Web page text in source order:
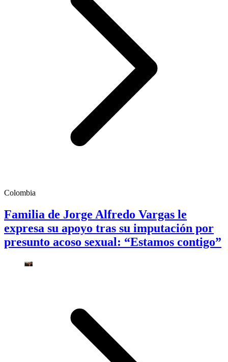
Colombia
Familia de Jorge Alfredo Vargas le
expresa su apoyo tras su imputación por
presunto acoso sexual: “Estamos contigo”